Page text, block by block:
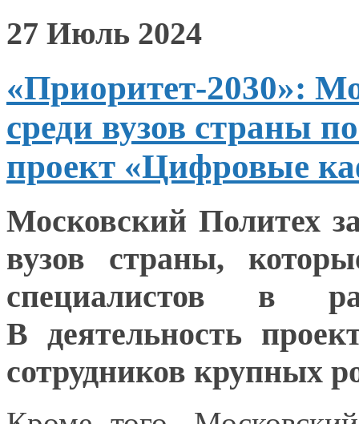
27 Июль 2024
«Приоритет-2030»:
среди вузов страны
проект «Цифровые
Московский Политех
вузов страны,
специалистов в
В деятельность
сотрудников крупных